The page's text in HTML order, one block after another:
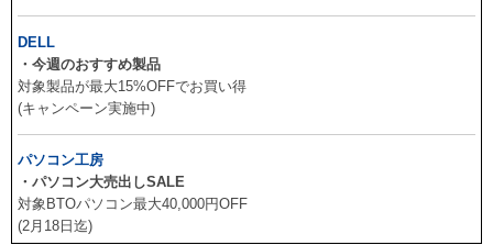
DELL
・今週のおすすめ製品
対象製品が最大15%OFFでお買い得
(キャンペーン実施中)
パソコン工房
・パソコン大売出しSALE
対象BTOパソコン最大40,000円OFF
(2月18日迄)